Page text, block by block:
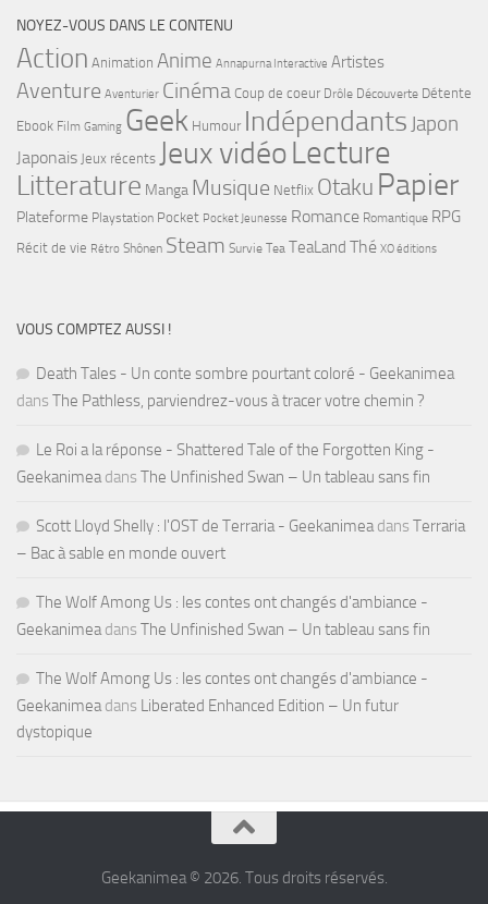
NOYEZ-VOUS DANS LE CONTENU
Action Animation Anime Annapurna Interactive Artistes
Aventure Aventurier Cinéma Coup de coeur Drôle Découverte Détente
Ebook Film Gaming Geek Humour Indépendants Japon
Japonais Jeux récents Jeux vidéoLecture
Litterature Manga Musique Netflix Otaku Papier
Plateforme Playstation Pocket Pocket Jeunesse Romance Romantique RPG
Récit de vie Rétro Shônen Steam Survie Tea TeaLand Thé XO éditions
VOUS COMPTEZ AUSSI !
Death Tales - Un conte sombre pourtant coloré - Geekanimea
dans The Pathless, parviendrez-vous à tracer votre chemin ?
Le Roi a la réponse - Shattered Tale of the Forgotten King -
Geekanimeadans The Unfinished Swan – Un tableau sans fin
Scott Lloyd Shelly : l'OST de Terraria - Geekanimeadans Terraria
– Bac à sable en monde ouvert
The Wolf Among Us : les contes ont changés d'ambiance -
Geekanimeadans The Unfinished Swan – Un tableau sans fin
The Wolf Among Us : les contes ont changés d'ambiance -
Geekanimeadans Liberated Enhanced Edition – Un futur
dystopique
Geekanimea © 2026. Tous droits réservés.